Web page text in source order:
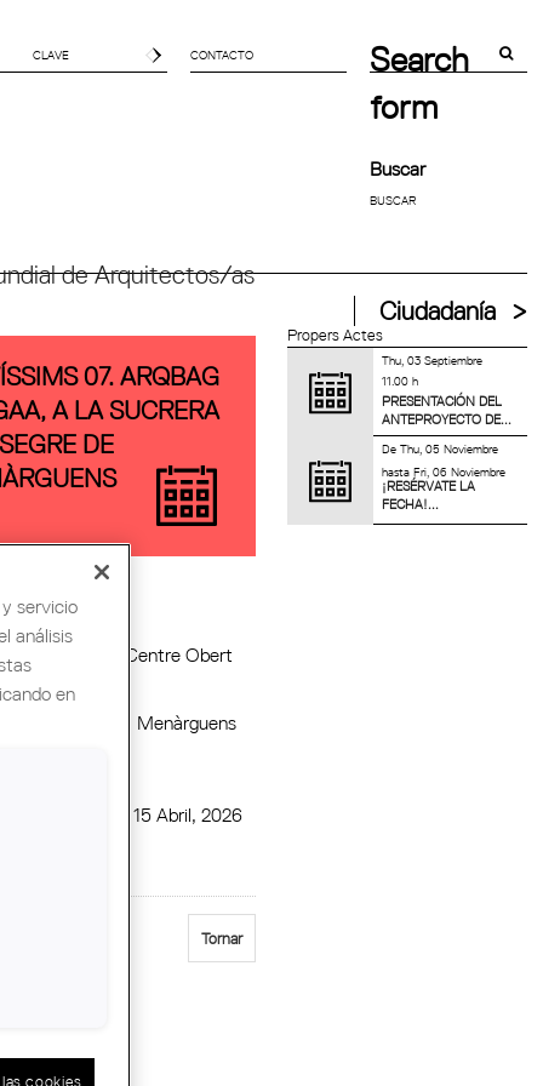
CONTACTO
Search
form
Buscar
de Arquitectos/as
Ciudadanía
Propers Actes
Thu, 03 Septiembre
11.00 h
PRESENTACIÓN DEL
ANTEPROYECTO DE...
DeThu, 05 Noviembre
hastaFri, 06 Noviembre
¡RESÉRVATE LA
FECHA!...
07. ARQBAG
A LA SUCRERA
DE
Organizadora :
Centre Obert
del Segre. Menàrguens
Miercoles, 15 Abril, 2026
Tornar
servicio
análisis
en
cookies